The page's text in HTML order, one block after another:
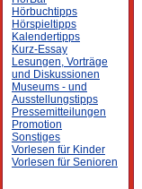
Hörbuchtipps
Hörspieltipps
Kalendertipps
Kurz-Essay
Lesungen, Vorträge
und Diskussionen
Museums - und
Ausstellungstipps
Pressemitteilungen
Promotion
Sonstiges
Vorlesen für Kinder
Vorlesen für Senioren